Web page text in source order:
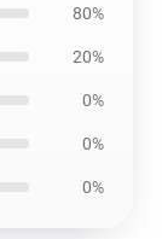
80%
20%
0%
0%
0%